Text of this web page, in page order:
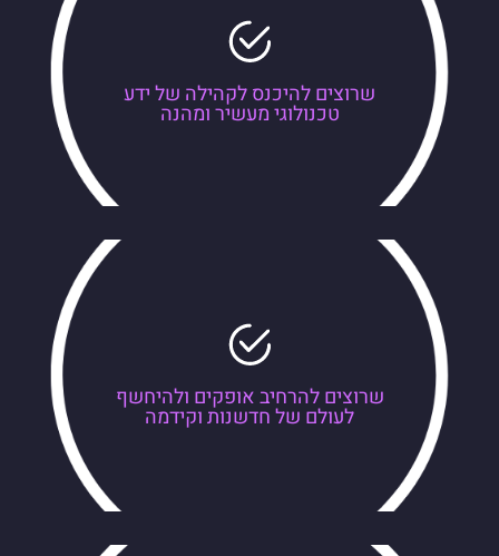
שרוצים להיכנס לקהילה של ידע
טכנולוגי מעשיר ומהנה
שרוצים להרחיב אופקים ולהיחשף
לעולם של חדשנות וקידמה